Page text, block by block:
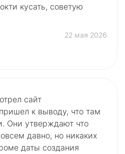
кусать, советую
22 мая 2026
сайт
к выводу, что там
Они утверждают что
давно, но никаких
даты создания